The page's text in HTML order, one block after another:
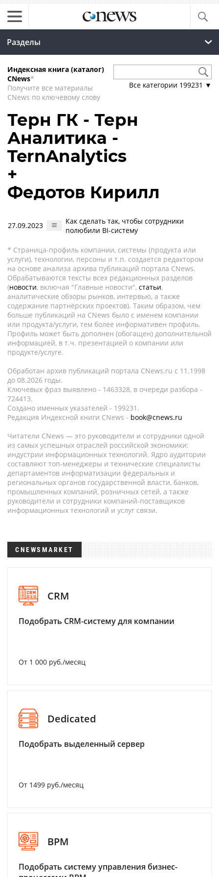
Разделы
Индексная книга (каталог)
CNews*
Получите все материалы
CNews по ключевому слову
Все категории 199231 ▼
Терн ГК - Терн
Аналитика -
TernAnalytics
+
Федотов Кирилл
27.09.2023
Как сделать так, чтобы сотрудники
полюбили BI-систему
* Страница-профиль компании, системы (продукта или
услуги), технологии, персоны и т.п. создается редактором
на основе анализа архива публикаций портала CNews.
Обрабатываются тексты всех редакционных разделов
(новости, включая "Главные новости", статьи,
аналитические обзоры рынков, интервью, а также
содержание партнёрских проектов). Таким образом, чем
больше публикаций на CNews было с именем компании
или продукта/услуги, тем более информативен профиль.
Профиль может быть дополнен (обогащен) дополнительной
информацией, в т.ч. презентацией о компании или
продукте/услуге.
Обработан архив публикаций портала CNews.ru c 11.1998
до 08.2026 годы.
Ключевых фраз выявлено - 1463328, в очереди разбора -
724413.
Создано именных указателей - 199231.
Редакция Индексной книги CNews - book@cnews.ru
Читатели CNews — это руководители и сотрудники одной
из самых успешных отраслей российской экономики:
индустрии информационных технологий. Ядро аудитории
составляют топ-менеджеры и технические специалисты
департаментов информатизации федеральных и
региональных органов государственной власти, банков,
промышленных компаний, розничных сетей, а также
руководители и сотрудники компаний-поставщиков
информационных технологий и услуг связи.
CNEWSMARKET
CRM
Подобрать CRM-систему для компании
От 1 000 руб./месяц
Dedicated
Подобрать выделенный сервер
От 1499 руб./месяц
BPM
Подобрать систему управления бизнес-